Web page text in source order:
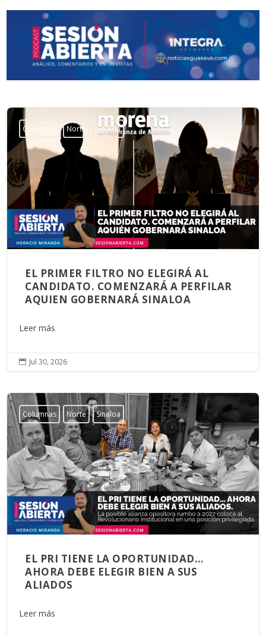
Columnas Norte Sinaloa
EL PRIMER FILTRO NO ELEGIRÁ AL
CANDIDATO. COMENZARÁ A PERFILAR
AQUIEN GOBERNARÁ SINALOA
Leer más
 Jul 30, 2026
Columnas Norte Sinaloa
EL PRI TIENE LA OPORTUNIDAD…
AHORA DEBE ELEGIR BIEN A SUS
ALIADOS
Leer más